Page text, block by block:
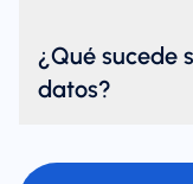
¿Qué sucede
datos?